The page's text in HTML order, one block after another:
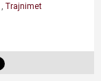
Trajnimet